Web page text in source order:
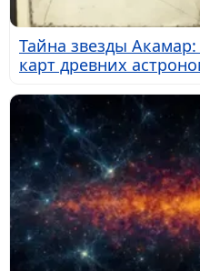
Тайна звезды
карт древних